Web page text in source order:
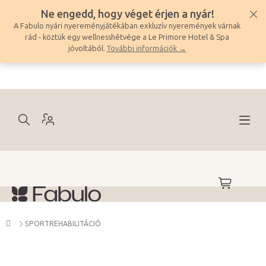
tartalomhoz
Ne engedd, hogy véget érjen a nyár!
A Fabulo nyári nyereményjátékában exkluzív nyeremények várnak
rád - köztük egy wellnesshétvége a Le Primore Hotel & Spa
jóvoltából. További információk →
KOSÁR
Kezdőlap
SPORTREHABILITÁCIÓ